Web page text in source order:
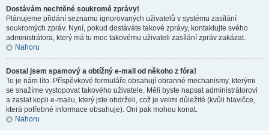
Dostávám nechtěné soukromé zprávy!
Plánujeme přidání seznamu ignorovaných uživatelů v systému zasílání
soukromých zpráv. Nyní, pokud dostáváte takové zprávy, kontaktujte svého
administrátora, který má tu moc takovému uživateli zasílání zpráv zakázat.
Nahoru
Dostal jsem spamový a obtížný e-mail od někoho z fóra!
To je nám líto. Příspěvkové formuláře obsahují obranné mechanismy, kterými
se snažíme vystopovat takového uživatele. Měli byste napsat administrátorovi
a zaslat kopii e-mailu, který jste obdrželi, což je velmi důležité (kvůli hlavičce,
která potřebné informace obsahuje). Oni pak mohou konat.
Nahoru